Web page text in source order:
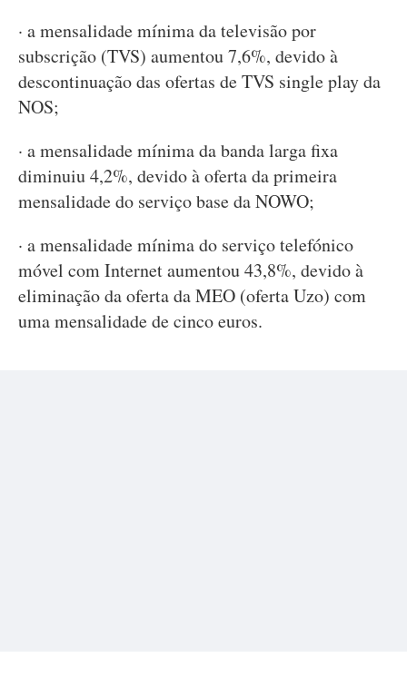
· a mensalidade mínima da televisão por
subscrição (TVS) aumentou 7,6%, devido à
descontinuação das ofertas de TVS single play da
NOS;
· a mensalidade mínima da banda larga fixa
diminuiu 4,2%, devido à oferta da primeira
mensalidade do serviço base da NOWO;
· a mensalidade mínima do serviço telefónico
móvel com Internet aumentou 43,8%, devido à
eliminação da oferta da MEO (oferta Uzo) com
uma mensalidade de cinco euros.